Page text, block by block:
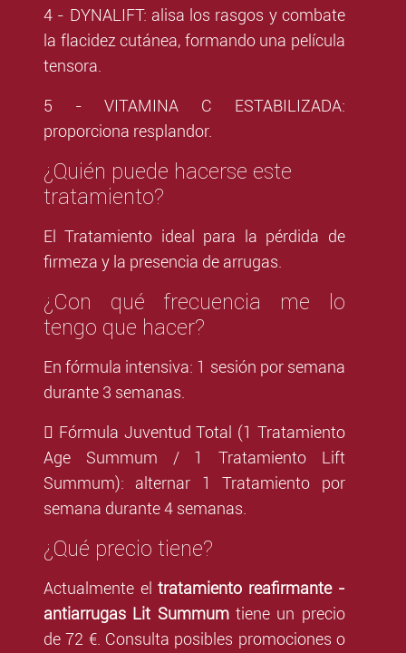
4 - DYNALIFT: alisa los rasgos y combate
la flacidez cutánea, formando una película
tensora.
5 - VITAMINA C ESTABILIZADA:
proporciona resplandor.
¿Quién puede hacerse este
tratamiento?
El Tratamiento ideal para la pérdida de
firmeza y la presencia de arrugas.
¿Con qué frecuencia me lo
tengo que hacer?
En fórmula intensiva: 1 sesión por semana
durante 3 semanas.
 Fórmula Juventud Total (1 Tratamiento
Age Summum / 1 Tratamiento Lift
Summum): alternar 1 Tratamiento por
semana durante 4 semanas.
¿Qué precio tiene?
Actualmente el tratamiento reafirmante -
antiarrugas Lit Summumtiene un precio
de 72 €. Consulta posibles promociones o